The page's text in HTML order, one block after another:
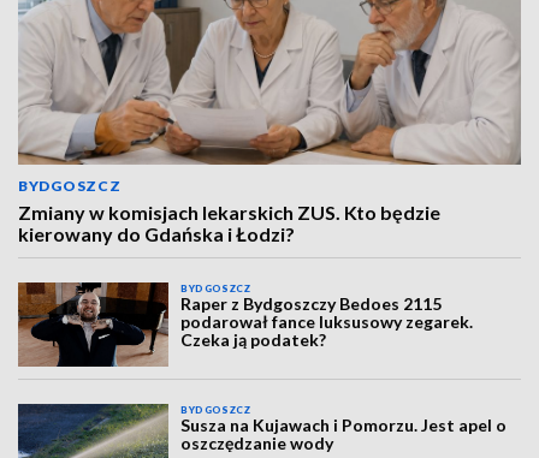
BYDGOSZCZ
Zmiany w komisjach lekarskich ZUS. Kto będzie
kierowany do Gdańska i Łodzi?
BYDGOSZCZ
Raper z Bydgoszczy Bedoes 2115
podarował fance luksusowy zegarek.
Czeka ją podatek?
BYDGOSZCZ
Susza na Kujawach i Pomorzu. Jest apel o
oszczędzanie wody